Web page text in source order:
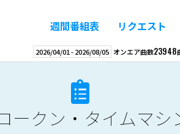
週間番組表 リクエスト
2026/04/01 -2026/08/05 オンエア曲数23948
ークン・タイムマシ